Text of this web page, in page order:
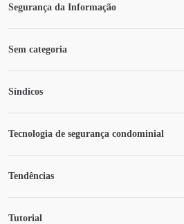
Segurança da Informação
Sem categoria
Síndicos
Tecnologia de segurança condominial
Tendências
Tutorial